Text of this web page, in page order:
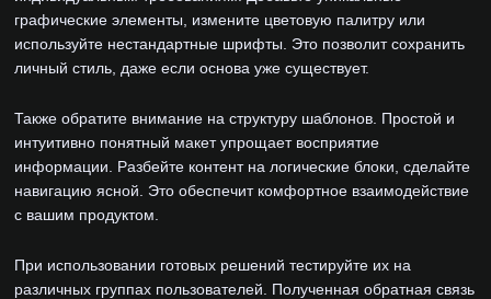
графические элементы, измените цветовую палитру или
используйте нестандартные шрифты. Это позволит сохранить
личный стиль, даже если основа уже существует.
Также обратите внимание на структуру шаблонов. Простой и
интуитивно понятный макет упрощает восприятие
информации. Разбейте контент на логические блоки, сделайте
навигацию ясной. Это обеспечит комфортное взаимодействие
с вашим продуктом.
При использовании готовых решений тестируйте их на
различных группах пользователей. Полученная обратная связь